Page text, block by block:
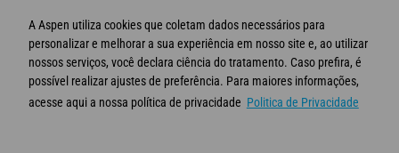
A Aspen utiliza cookies que coletam dados necessários para
personalizar e melhorar a sua experiência em nosso site e, ao utilizar
nossos serviços, você declara ciência do tratamento. Caso prefira, é
possível realizar ajustes de preferência. Para maiores informações,
acesse aqui a nossa política de privacidade Politica de Privacidade
fazer uma utilização consciente dos recursos naturais.
Link da notícia:clique aqui